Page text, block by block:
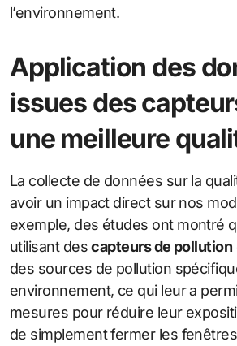
l’environnement.
Application des
issues des
une meilleure
La collecte de données sur la
avoir un impact direct sur nos
exemple, des études ont montré
utilisant descapteurs de pollution
des sources de pollution
environnement, ce qui leur a
mesures pour réduire leur
de simplement fermer les